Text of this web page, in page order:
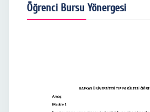
Öğrenci Bursu Yönergesi